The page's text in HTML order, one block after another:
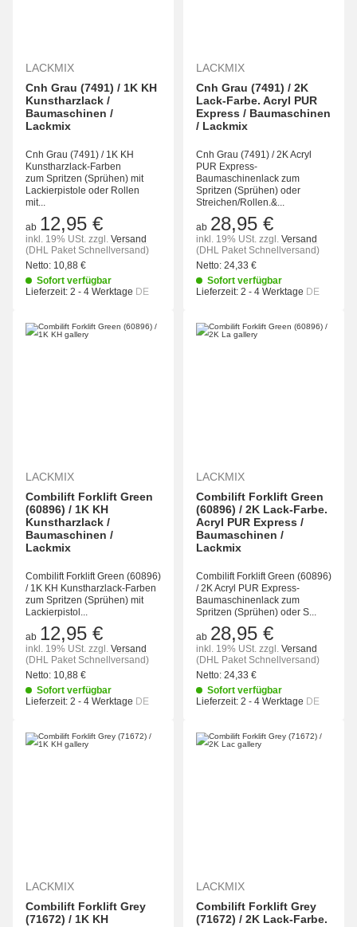
LACKMIX
Cnh Grau (7491) / 1K KH
Kunstharzlack /
Baumaschinen /
Lackmix
Cnh Grau (7491) / 1K KH
Kunstharzlack-Farben
zum Spritzen (Sprühen) mit
Lackierpistole oder Rollen
mit...
ab 12,95 €
inkl. 19% USt. zzgl. Versand
(DHL Paket Schnellversand)
Netto: 10,88 €
Sofort verfügbar
Lieferzeit: 2 - 4 Werktage DE
LACKMIX
Cnh Grau (7491) / 2K
Lack-Farbe. Acryl PUR
Express / Baumaschinen
/ Lackmix
Cnh Grau (7491) / 2K Acryl
PUR Express-
Baumaschinenlack zum
Spritzen (Sprühen) oder
Streichen/Rollen.&...
ab 28,95 €
inkl. 19% USt. zzgl. Versand
(DHL Paket Schnellversand)
Netto: 24,33 €
Sofort verfügbar
Lieferzeit: 2 - 4 Werktage DE
LACKMIX
Combilift Forklift Green
(60896) / 1K KH
Kunstharzlack /
Baumaschinen /
Lackmix
Combilift Forklift Green (60896)
/ 1K KH Kunstharzlack-Farben
zum Spritzen (Sprühen) mit
Lackierpistol...
ab 12,95 €
inkl. 19% USt. zzgl. Versand
(DHL Paket Schnellversand)
Netto: 10,88 €
Sofort verfügbar
Lieferzeit: 2 - 4 Werktage DE
LACKMIX
Combilift Forklift Green
(60896) / 2K Lack-Farbe.
Acryl PUR Express /
Baumaschinen /
Lackmix
Combilift Forklift Green (60896)
/ 2K Acryl PUR Express-
Baumaschinenlack zum
Spritzen (Sprühen) oder S...
ab 28,95 €
inkl. 19% USt. zzgl. Versand
(DHL Paket Schnellversand)
Netto: 24,33 €
Sofort verfügbar
Lieferzeit: 2 - 4 Werktage DE
LACKMIX
Combilift Forklift Grey
(71672) / 1K KH
LACKMIX
Combilift Forklift Grey
(71672) / 2K Lack-Farbe.